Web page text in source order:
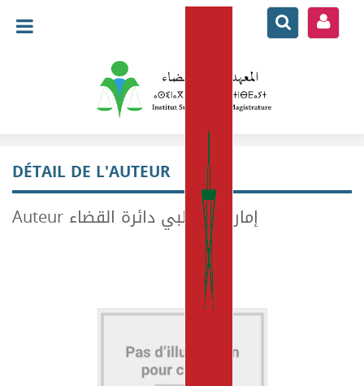
DÉTAIL DE L'AUTEUR
Auteur إمارة أبو ظبي دائرة القضاء